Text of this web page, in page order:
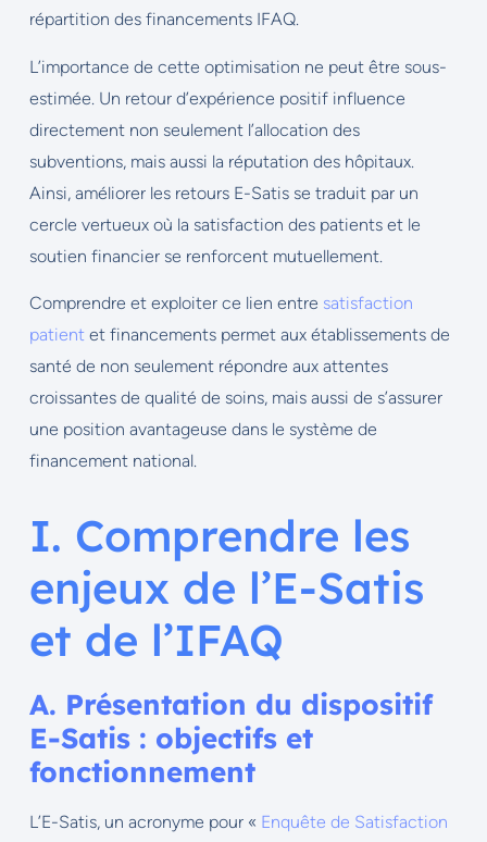
répartition des financements IFAQ.
L’importance de cette optimisation ne peut être sous-
estimée. Un retour d’expérience positif influence
directement non seulement l’allocation des
subventions, mais aussi la réputation des hôpitaux.
Ainsi, améliorer les retours E-Satis se traduit par un
cercle vertueux où la satisfaction des patients et le
soutien financier se renforcent mutuellement.
Comprendre et exploiter ce lien entre satisfaction
patientet financements permet aux établissements de
santé de non seulement répondre aux attentes
croissantes de qualité de soins, mais aussi de s’assurer
une position avantageuse dans le système de
financement national.
I. Comprendre les
enjeux de l’E-Satis
et de l’IFAQ
A. Présentation du dispositif
E-Satis : objectifs et
fonctionnement
L’E-Satis, un acronyme pour « Enquête de Satisfaction